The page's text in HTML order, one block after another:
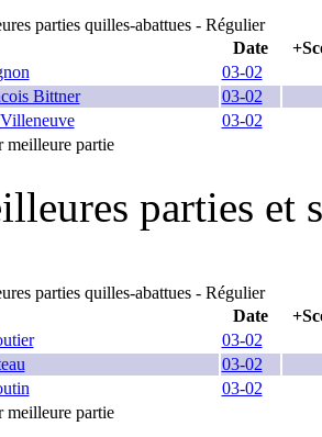
parties quilles-abattues - Régulier
Date
03-02
Bittner
03-02
03-02
meilleure partie
parties et
parties quilles-abattues - Régulier
Date
03-02
03-02
03-02
meilleure partie